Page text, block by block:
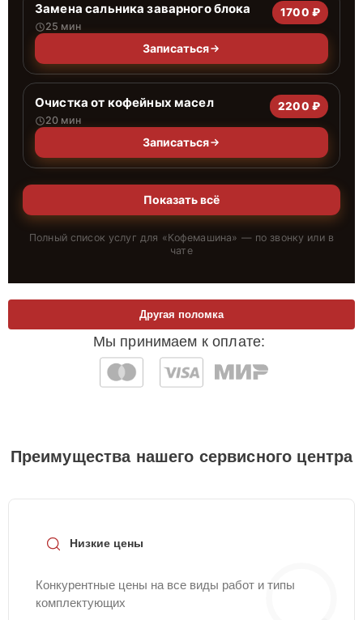
Замена сальника заварного блока
25 мин
1700 ₽
Записаться
Очистка от кофейных масел
20 мин
2200 ₽
Записаться
Показать всё
Полный список услуг для «Кофемашина» — по звонку или в
чате
Мы принимаем к оплате:
Другая поломка
Преимущества нашего сервисного центра
Низкие цены
Конкурентные цены на все виды работ и типы
комплектующих